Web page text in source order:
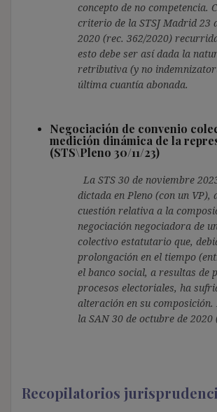
concepto de no competencia.
criterio de la STSJ Madrid 23
2020 (rec. 362/2020)
esto debe ser así dada la
retributiva (y no
última cuantía abonada.
Negociación de convenio
medición dinámica de la
(STS\Pleno 30/11/23)
La STS 30 de noviembre
dictada en Pleno (con un VP),
cuestión relativa a la
negociación negociadora de
colectivo estatutario que,
prolongación en el tiempo
el banco social, a resultas de
procesos electoriales, ha
alteración en su composición.
la SAN 30 de octubre de
Recopilatorios